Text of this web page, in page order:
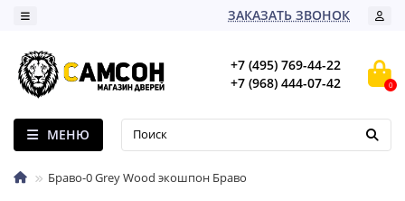
ЗАКАЗАТЬ ЗВОНОК
+7 (495) 769-44-22
+7 (968) 444-07-42
0
МЕНЮ
Браво-0 Grey Wood экошпон Браво